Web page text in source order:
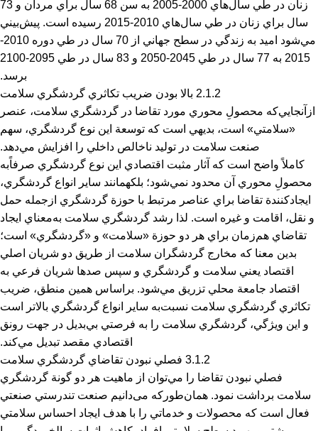
زنان در طي سال‌هاي 2000-2005 به سن 68 سال براي مردان و 73
سال براي زنان در طي سال‌هاي 2010-2015 رسيده است. پيش‌بيني
مي‌شود اميد به زندگي در سطح جهاني از 70 سال در طي دوره 2010-
2015 به 77 سال در طي 2045-2050 و 83 سال در طي 2095-2100
برسد.
2.1.2 بالا بودن ضريب تكاثري گردشگري سلامت
ازآنجايي‌كه محصولِ محوري مورد تقاضا در گردشگري سلامت، عنصر
«سلامتي» است، بديهي است كه توسعة اين نوع گردشگري، سهم
صنعت سلامت در توليد ناخالص داخلي را افزايش مي‌دهد.
كاملاً واضح است كه آثار مثبت اقتصادي اين نوع گردشگري صرفاًبه
محصولِ محوري آن محدود نمي‌شود؛ بلكهمانند ساير انواع گردشگري،
ايجادكنندة تقاضا براي عناصر مرتبط با حوزة گردشگري ازجمله حمل
و نقل، اقامت و غيره است. لذا رشد گردشگري سلامت به‌معناي ايجاد
تقاضاي هم‌زمان براي هر دو حوزة «سلامت» و «گردشگري» است؛
بدين معنا كه مخارج گردشگران سلامت از طريق دو شريان اصلي
اقتصاد يعني سلامت و گردشگري و سپس صدها شريان فرعي به
اقتصاد جامعة محلي تزريق مي‌شود. براساس همين منطق، ضريب
تكاثري گردشگري سلامت نسبت‌به ساير انواع گردشگري بالاتر است
و اين ويژگي، گردشگري سلامت را به فرصتي بي‌بديل در جهت رونق
اقتصادي مقصد تبديل مي‌كند.
3.1.2 فصلي نبودن تقاضاي گردشگري سلامت
فصلي نبودن تقاضا را مي‌توان از ماهيت هر دو گونة گردشگري
سلامت برداشت نمود. همان‌طوركه می‌دانیم صنعت تندرستي صنعتي
فعال است كه محصولات و خدماتي را با هدف ايجاد احساس سلامتي